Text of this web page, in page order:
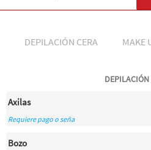
DEPILACIÓN CERA MAKE
DEPILACIÓN
Axilas
Requiere pago o seña
Bozo